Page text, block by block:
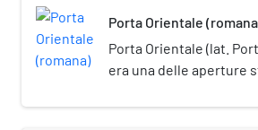
musicali antichi.
Porta Orientale
Porta Orientale (lat.
era una delle aperture
della città di